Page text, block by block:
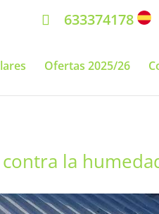
633374178
Ofertas 2025/26
la